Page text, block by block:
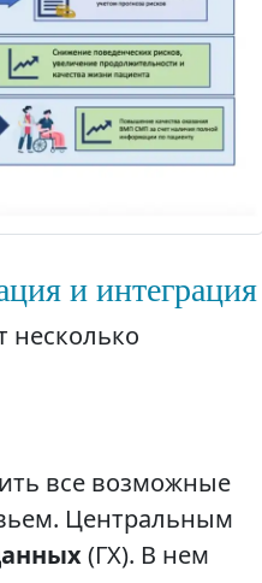
и интеграция
все возможные
Центральным
(ГХ). В нем